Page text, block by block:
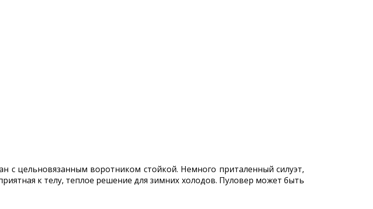
с цельновязанным воротником стойкой. Немного приталенный силуэт,
к телу, теплое решение для зимних холодов. Пуловер может быть